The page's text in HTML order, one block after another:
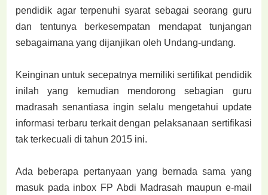
pendidik agar terpenuhi syarat sebagai seorang guru
dan tentunya berkesempatan mendapat tunjangan
sebagaimana yang dijanjikan oleh Undang-undang.
Keinginan untuk secepatnya memiliki sertifikat pendidik
inilah yang kemudian mendorong sebagian guru
madrasah senantiasa ingin selalu mengetahui update
informasi terbaru terkait dengan pelaksanaan sertifikasi
tak terkecuali di tahun 2015 ini.
Ada beberapa pertanyaan yang bernada sama yang
masuk pada inbox FP Abdi Madrasah maupun e-mail